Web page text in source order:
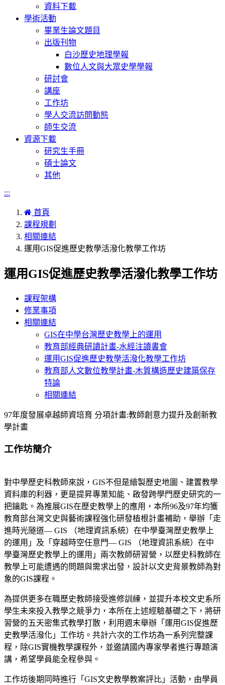
資料下載
學術活動
畢業生論文題目
出版刊物
白沙歷史地理學報
數位人文與大眾史學學報
研討會
講座
工作坊
學人交流訪問動態
師生交流
資源下載
研究生手冊
碩士論文
其他
:::
首頁
課程規劃
相關連結
運用GIS促進歷史教學活潑化教學工作坊
運用GIS促進歷史教學活潑化教學工作坊
課程架構
修業事項
相關連結
GIS在中學台灣歷史教學上的運用
教育部經典研讀計畫-水經注讀書會
運用GIS促進歷史教學活潑化教學工作坊
教育部人文數位教學計畫-木質構造歷史建築保存
特論
相關連結
97年度發展卓越師資培育 分項計畫:教師創意力提升及創新教
學計畫
工作坊簡介
對中學歷史科教師來說，GIS不但是繪製歷史地圖、建置教學
資料庫的利器，更是提昇專業知能、啟發跨學門歷史研究的一
把鑰匙。為推展GIS在歷史教學上的應用，本所96及97年均獲
教育部台灣文史與藝術課程強化研發植根計畫補助，舉辦「走
進時光隧道— GIS （地理資訊系統）在中學臺灣歷史教學上
的運用」及「穿越時空任意門— GIS （地理資訊系統）在中
學臺灣歷史教學上的運用」兩次教師研習營，以歷史科教師在
教學上可能遭遇的問題與需求出發，設計以文史背景教師為對
象的GIS課程。
為提供更多在職歷史教師接受進修訓練，並提升本校文史系所
學生未來投入教學之競爭力，本所在上述經驗基礎之下，將研
習營的五天密集式教學打散，利用週末舉辦「運用GIS促進歷
史教學活潑化」工作坊。共計六次的工作坊為一系列完整課
程，除GIS實機教學課程外，並邀請國內專家學者進行專題演
講，希望學員能全程參與。
工作坊後期同時進行「GIS文史教學教案評比」活動，由學員